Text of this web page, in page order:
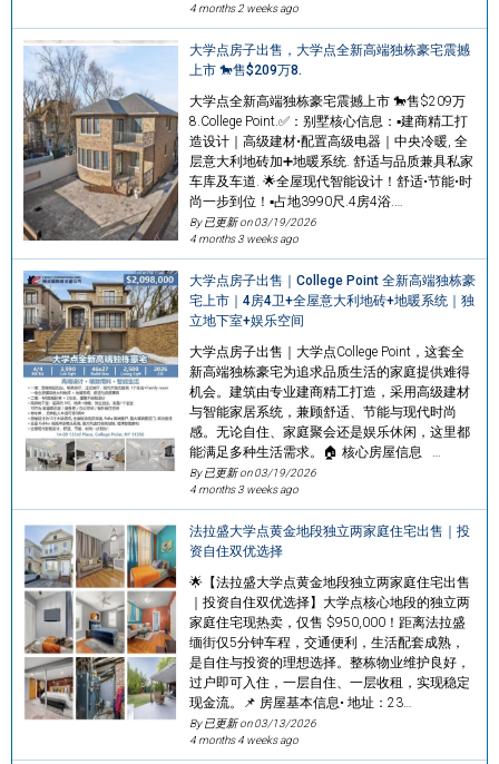
4 months 2 weeks ago
大学点房子出售，大学点全新高端独栋豪宅震撼
上市 🐎售$209万8.
大学点全新高端独栋豪宅震撼上市 🐎售$209万
8.College Point.✅：别墅核心信息：▪️建商精工打
造设计｜高级建材•配置高级电器｜中央冷暖, 全
层意大利地砖加➕地暖系统. 舒适与品质兼具私家
车库及车道. 🌟全屋现代智能设计！舒适•节能•时
尚一步到位！▪️占地3990尺.4房4浴.…
By 已更新 on03/19/2026
4 months 3 weeks ago
大学点房子出售｜College Point 全新高端独栋豪
宅上市｜4房4卫+全屋意大利地砖+地暖系统｜独
立地下室+娱乐空间
大学点房子出售｜大学点College Point，这套全
新高端独栋豪宅为追求品质生活的家庭提供难得
机会。建筑由专业建商精工打造，采用高级建材
与智能家居系统，兼顾舒适、节能与现代时尚
感。无论自住、家庭聚会还是娱乐休闲，这里都
能满足多种生活需求。🏠 核心房屋信息 …
By 已更新 on03/19/2026
4 months 3 weeks ago
法拉盛大学点黄金地段独立两家庭住宅出售｜投
资自住双优选择
🌟【法拉盛大学点黄金地段独立两家庭住宅出售
｜投资自住双优选择】大学点核心地段的独立两
家庭住宅现热卖，仅售 $950,000！距离法拉盛
缅街仅5分钟车程，交通便利，生活配套成熟，
是自住与投资的理想选择。整栋物业维护良好，
过户即可入住，一层自住、一层收租，实现稳定
现金流。📌 房屋基本信息• 地址：23…
By 已更新 on03/13/2026
4 months 4 weeks ago